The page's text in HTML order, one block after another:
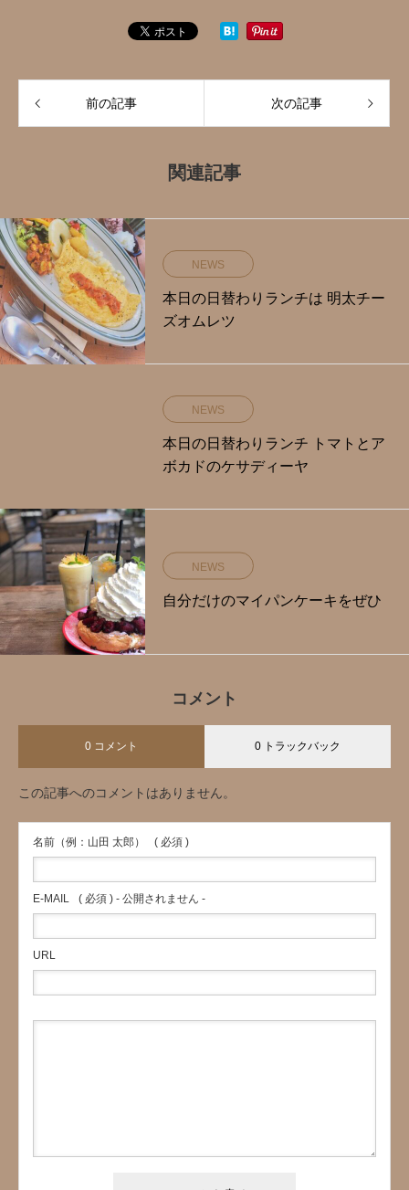
前の記事 次の記事
関連記事
NEWS
本日の日替わりランチは 明太チー
ズオムレツ
NEWS
本日の日替わりランチ トマトとア
ボカドのケサディーヤ
NEWS
自分だけのマイパンケーキをぜひ‍
コメント
0 コメント 0 トラックバック
この記事へのコメントはありません。
名前（例：山田 太郎） ( 必須 )
E-MAIL ( 必須 ) - 公開されません -
URL